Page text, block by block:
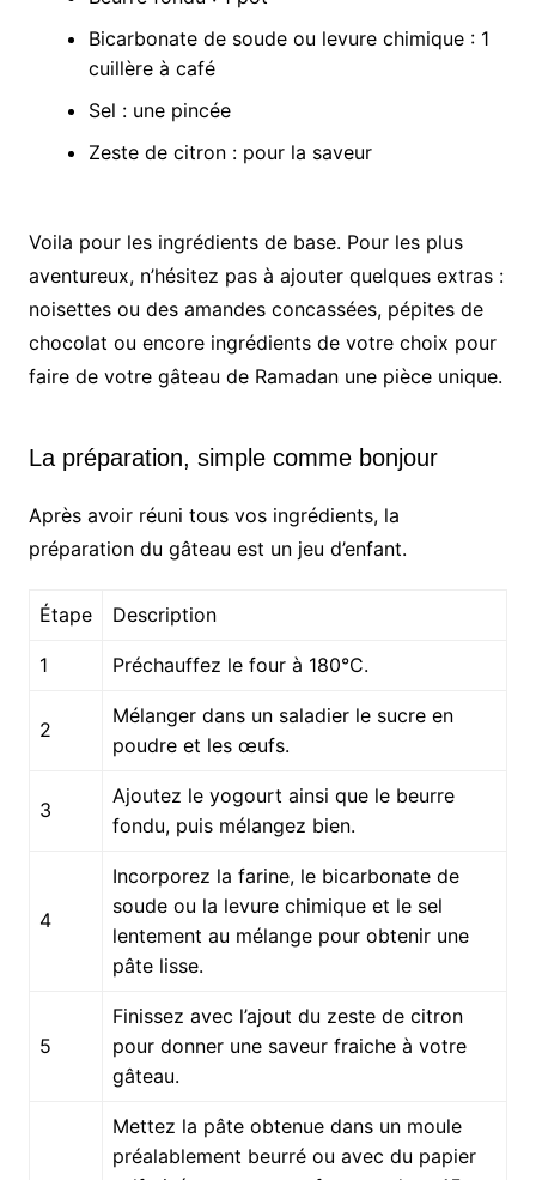
Bicarbonate de soude ou levure chimique : 1
cuillère à café
Sel : une pincée
Zeste de citron : pour la saveur
Voila pour les ingrédients de base. Pour les plus
aventureux, n’hésitez pas à ajouter quelques extras :
noisettes ou des amandes concassées, pépites de
chocolat ou encore ingrédients de votre choix pour
faire de votre gâteau de Ramadan une pièce unique.
La préparation, simple comme bonjour
Après avoir réuni tous vos ingrédients, la
préparation du gâteau est un jeu d’enfant.
Étape Description
1 Préchauffez le four à 180°C.
2
Mélanger dans un saladier le sucre en
poudre et les œufs.
3
Ajoutez le yogourt ainsi que le beurre
fondu, puis mélangez bien.
4
Incorporez la farine, le bicarbonate de
soude ou la levure chimique et le sel
lentement au mélange pour obtenir une
pâte lisse.
5
Finissez avec l’ajout du zeste de citron
pour donner une saveur fraiche à votre
gâteau.
Mettez la pâte obtenue dans un moule
préalablement beurré ou avec du papier